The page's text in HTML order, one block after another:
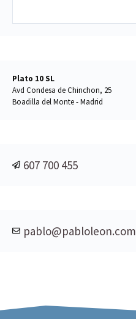
Plato 10 SL
Avd Condesa de Chinchon, 25
Boadilla del Monte - Madrid
607 700 455
pablo@pabloleon.com